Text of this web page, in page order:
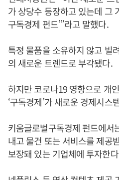
가 상당수 등장하고 있는데 그
구독경제 펀드’”라고 말했다.
특정 물품을 소유하지 않고 빌
의 새로운 트렌드로 부각됐다.
하지만 코로나19 영향으로 개
‘구독경제’가 새로운 경제시스
키움글로벌구독경제 펀드에서
내고 물건 또는 서비스를 제공
보장돼 있는 기업체에 투자한